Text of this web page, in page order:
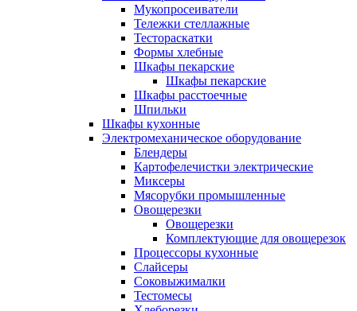
Мукопросеиватели
Тележки стеллажные
Тестораскатки
Формы хлебные
Шкафы пекарские
Шкафы пекарские
Шкафы расстоечные
Шпильки
Шкафы кухонные
Электромеханическое оборудование
Блендеры
Картофелечистки электрические
Миксеры
Мясорубки промышленные
Овощерезки
Овощерезки
Комплектующие для овощерезок
Процессоры кухонные
Слайсеры
Соковыжималки
Тестомесы